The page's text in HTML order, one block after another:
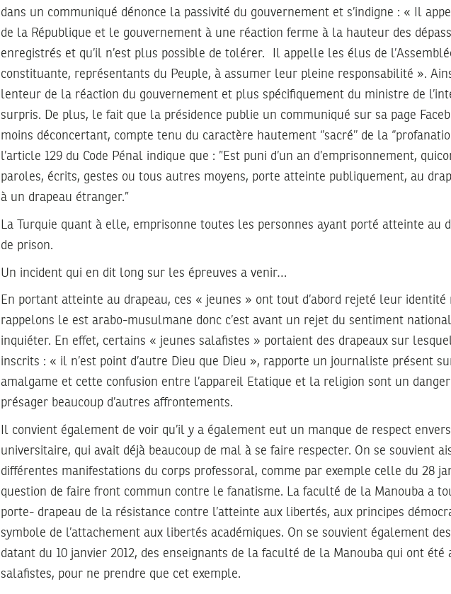
dans un communiqué dénonce la passivité du gouvernement et s’indigne : « Il
de la République et le gouvernement à une réaction ferme à la hauteur des
enregistrés et qu’il n’est plus possible de tolérer. Il appelle les élus de
constituante, représentants du Peuple, à assumer leur pleine responsabilité ».
lenteur de la réaction du gouvernement et plus spécifiquement du ministre de
surpris. De plus, le fait que la présidence publie un communiqué sur sa page
moins déconcertant, compte tenu du caractère hautement ‘’sacré’’ de la
l’article 129 du Code Pénal indique que : ”Est puni d’un an d’emprisonnement,
paroles, écrits, gestes ou tous autres moyens, porte atteinte publiquement, au
à un drapeau étranger.”
La Turquie quant à elle, emprisonne toutes les personnes ayant porté atteinte au
de prison.
Un incident qui en dit long sur les épreuves a venir…
En portant atteinte au drapeau, ces « jeunes » ont tout d’abord rejeté leur identité
rappelons le est arabo-musulmane donc c’est avant un rejet du sentiment
inquiéter. En effet, certains « jeunes salafistes » portaient des drapeaux sur
inscrits : « il n’est point d’autre Dieu que Dieu », rapporte un journaliste présent
amalgame et cette confusion entre l’appareil Etatique et la religion sont un
présager beaucoup d’autres affrontements.
Il convient également de voir qu’il y a également eut un manque de respect
universitaire, qui avait déjà beaucoup de mal à se faire respecter. On se souvient
différentes manifestations du corps professoral, comme par exemple celle du 28
question de faire front commun contre le fanatisme. La faculté de la Manouba a
porte- drapeau de la résistance contre l’atteinte aux libertés, aux principes
symbole de l’attachement aux libertés académiques. On se souvient également
datant du 10 janvier 2012, des enseignants de la faculté de la Manouba qui ont été
salafistes, pour ne prendre que cet exemple.